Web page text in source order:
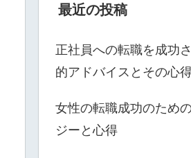
最近の投稿
正社員への転職を成功
的アドバイスとその心
女性の転職成功のため
ジーと心得